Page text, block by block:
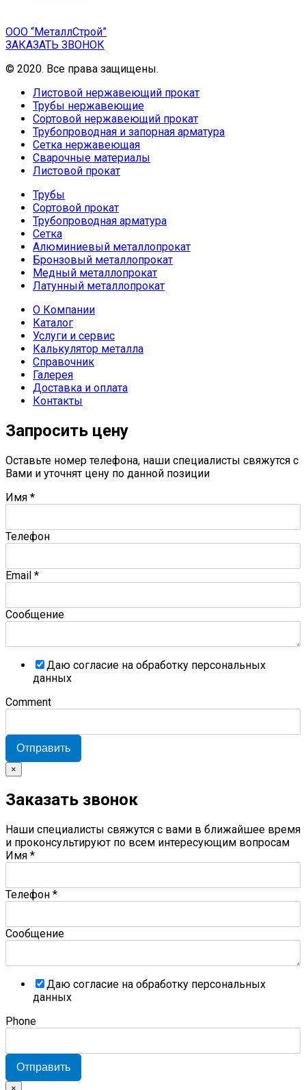
ООО “МеталлСтрой”
ЗАКАЗАТЬ ЗВОНОК
© 2020. Все права защищены.
Листовой нержавеющий прокат
Трубы нержавеющие
Сортовой нержавеющий прокат
Трубопроводная и запорная арматура
Сетка нержавеющая
Сварочные материалы
Листовой прокат
Трубы
Сортовой прокат
Трубопроводная арматура
Сетка
Алюминиевый металлопрокат
Бронзовый металлопрокат
Медный металлопрокат
Латунный металлопрокат
О Компании
Каталог
Услуги и сервис
Калькулятор металла
Справочник
Галерея
Доставка и оплата
Контакты
Запросить цену
Оставьте номер телефона, наши специалисты свяжутся с
Вами и уточнят цену по данной позиции
Имя *
Телефон
Email *
Сообщение
Даю согласие на обработку персональных
данных
Comment
Отправить
×
Заказать звонок
Наши специалисты свяжутся с вами в ближайшее время
и проконсультируют по всем интересующим вопросам
Имя *
Телефон *
Сообщение
Даю согласие на обработку персональных
данных
Phone
Отправить